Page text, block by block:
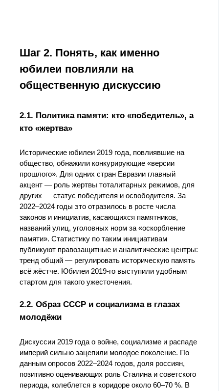
Шаг 2. Понять, как именно
юбилеи повлияли на
общественную дискуссию
2.1. Политика памяти: кто «победитель», а
кто «жертва»
Исторические юбилеи 2019 года, повлиявшие на
общество, обнажили конкурирующие «версии
прошлого». Для одних стран Евразии главный
акцент — роль жертвы тоталитарных режимов, для
других — статус победителя и освободителя. За
2022–2024 годы это отразилось в росте числа
законов и инициатив, касающихся памятников,
названий улиц, уголовных норм за «оскорбление
памяти». Статистику по таким инициативам
публикуют правозащитные и аналитические центры:
тренд общий — регулировать историческую память
всё жёстче. Юбилеи 2019‑го выступили удобным
стартом для такого ужесточения.
2.2. Образ СССР и социализма в глазах
молодёжи
Дискуссии 2019 года о войне, социализме и распаде
империй сильно зацепили молодое поколение. По
данным опросов 2022–2024 годов, доля россиян,
позитивно оценивающих роль Сталина и советского
периода, колеблется в коридоре около 60–70 %. В